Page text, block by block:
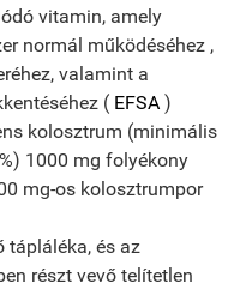
vitamin, amely
normál működéséhez ,
valamint a
( EFSA )
kolosztrum (minimális
1000 mg folyékony
mg-os kolosztrumpor
tápláléka, és az
részt vevő telítetlen